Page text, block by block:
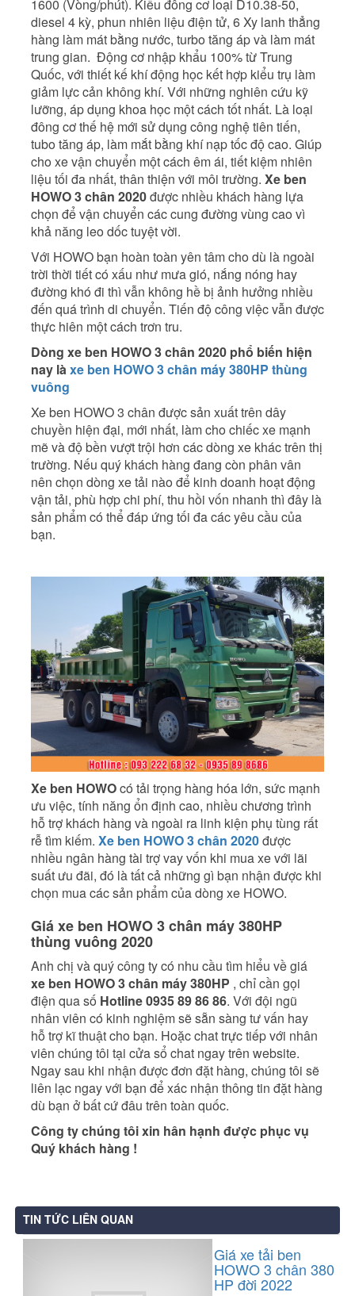
1600 (Vòng/phút). Kiểu đông cơ loại D10.38-50,
diesel 4 kỳ, phun nhiên liệu điện tử, 6 Xy lanh thẳng
hàng làm mát bằng nước, turbo tăng áp và làm mát
trung gian. Động cơ nhập khẩu 100% từ Trung
Quốc, với thiết kế khí động học kết hợp kiểu trụ làm
giảm lực cản không khí. Với những nghiên cứu kỹ
lưỡng, áp dụng khoa học một cách tốt nhất. Là loại
đông cơ thế hệ mới sử dụng công nghệ tiên tiến,
tubo tăng áp, làm mắt bằng khí nạp tốc độ cao. Giúp
cho xe vận chuyển một cách êm ái, tiết kiệm nhiên
liệu tối đa nhất, thân thiện với môi trường. Xe ben
HOWO 3 chân 2020được nhiều khách hàng lựa
chọn để vận chuyển các cung đường vùng cao vì
khả năng leo dốc tuyệt vời.
Với HOWO bạn hoàn toàn yên tâm cho dù là ngoài
trời thời tiết có xấu như mưa gió, nắng nóng hay
đường khó đi thì vẫn không hề bị ảnh hưởng nhiều
đến quá trình di chuyển. Tiến độ công việc vẫn được
thực hiên một cách trơn tru.
Dòng xe ben HOWO 3 chân 2020 phổ biến hiện
nay làxe ben HOWO 3 chân máy 380HP thùng
vuông
Xe ben HOWO 3 chân được sản xuất trên dây
chuyền hiện đại, mới nhất, làm cho chiếc xe mạnh
mẽ và độ bền vượt trội hơn các dòng xe khác trên thị
trường. Nếu quý khách hàng đang còn phân vân
nên chọn dòng xe tải nào để kinh doanh hoạt động
vận tải, phù hợp chi phí, thu hồi vốn nhanh thì đây là
sản phẩm có thể đáp ứng tối đa các yêu cầu của
bạn.
Xe ben HOWOcó tải trọng hàng hóa lớn, sức mạnh
ưu việc, tính năng ổn định cao, nhiều chương trình
hỗ trợ khách hàng và ngoài ra linh kiện phụ tùng rất
rễ tìm kiếm. Xe ben HOWO 3 chân 2020được
nhiều ngân hàng tài trợ vay vốn khi mua xe với lãi
suất ưu đãi, đó là tất cả những gì bạn nhận được khi
chọn mua các sản phẩm của dòng xe HOWO.
Giá xe ben HOWO 3 chân máy 380HP
thùng vuông 2020
Anh chị và quý công ty có nhu cầu tìm hiểu về giá
xe ben HOWO 3 chân máy 380HP , chỉ cần gọi
điện qua số Hotline 0935 89 86 86. Với đội ngũ
nhân viên có kinh nghiệm sẽ sẵn sàng tư vấn hay
hỗ trợ kĩ thuật cho bạn. Hoặc chat trực tiếp với nhân
viên chúng tôi tại cửa sổ chat ngay trên website.
Ngay sau khi nhận được đơn đặt hàng, chúng tôi sẽ
liên lạc ngay với bạn để xác nhận thông tin đặt hàng
dù bạn ở bất cứ đâu trên toàn quốc.
Công ty chúng tôi xin hân hạnh được phục vụ
Quý khách hàng !
TIN TỨC LIÊN QUAN
Giá xe tải ben
HOWO 3 chân 380
HP đời 2022